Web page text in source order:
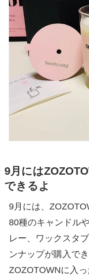
9月には
できるよ
9月には、
80種のキャンドル
レー、ワックスタ
ンナップが購入で
ZOZOTOWNに入